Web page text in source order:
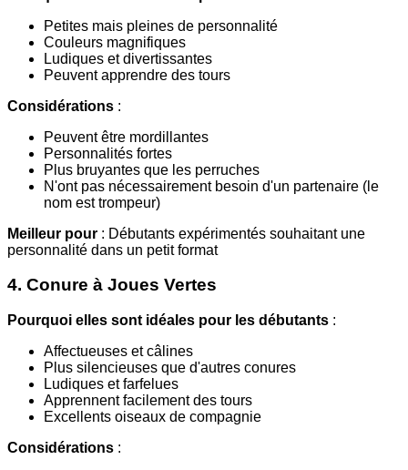
Petites mais pleines de personnalité
Couleurs magnifiques
Ludiques et divertissantes
Peuvent apprendre des tours
Considérations :
Peuvent être mordillantes
Personnalités fortes
Plus bruyantes que les perruches
N'ont pas nécessairement besoin d'un partenaire (le
nom est trompeur)
Meilleur pour : Débutants expérimentés souhaitant une
personnalité dans un petit format
4. Conure à Joues Vertes
Pourquoi elles sont idéales pour les débutants :
Affectueuses et câlines
Plus silencieuses que d'autres conures
Ludiques et farfelues
Apprennent facilement des tours
Excellents oiseaux de compagnie
Considérations :